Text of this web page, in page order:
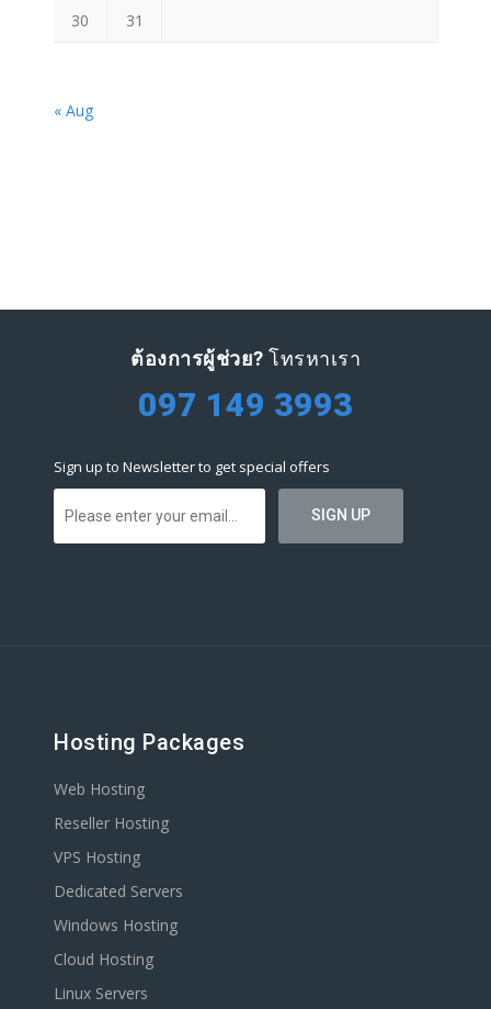
30 31
« Aug
ต้องการผู้ช่วย? โทรหาเรา
097 149 3993
Sign up to Newsletter to get special offers
Hosting Packages
Web Hosting
Reseller Hosting
VPS Hosting
Dedicated Servers
Windows Hosting
Cloud Hosting
Linux Servers